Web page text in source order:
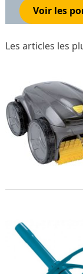
Voir les
Les articles les